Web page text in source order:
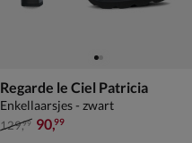
Regarde le Ciel Patricia
Enkellaarsjes - zwart
van € 129,99 voor € 90,99
129,99 90,99